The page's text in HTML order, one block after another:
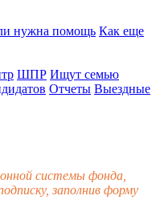
нужна помощь Как еще
ШПР Ищут семью
Отчеты Выездные
системы фонда,
заполнив форму